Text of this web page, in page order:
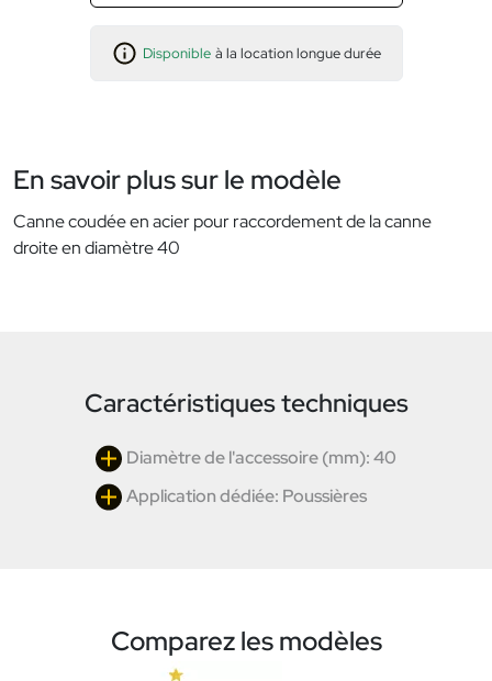
Disponible à la location longue durée
En savoir plus sur le modèle
Canne coudée en acier pour raccordement de la canne
droite en diamètre 40
Caractéristiques techniques
Diamètre de l'accessoire (mm): 40
Application dédiée: Poussières
Comparez les modèles